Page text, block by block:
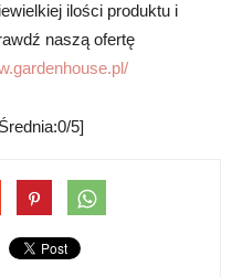
ilości produktu i
naszą ofertę
5]